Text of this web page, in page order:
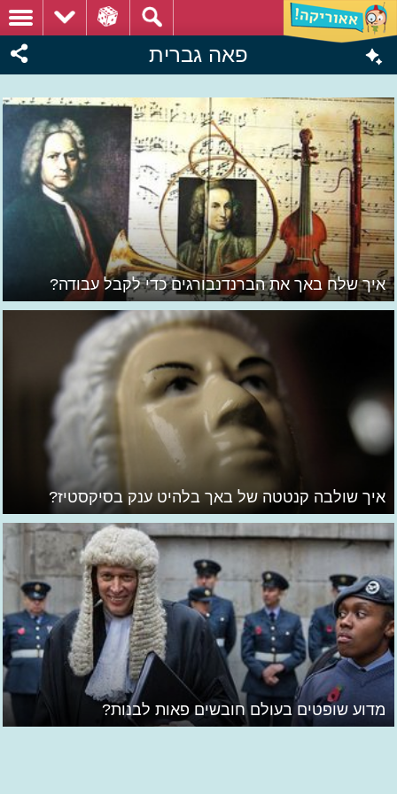
פאה גברית
איך שלח באך את הברנדנבורגים כדי לקבל עבודה?
איך שולבה קנטטה של באך בלהיט ענק בסיקסטיז?
מדוע שופטים בעולם חובשים פאות לבנות?